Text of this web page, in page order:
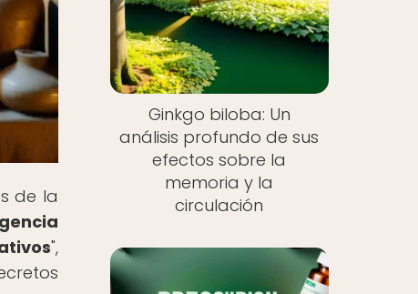
de la
",
Ginkgo biloba: Un
análisis profundo de sus
efectos sobre la
memoria y la
circulación